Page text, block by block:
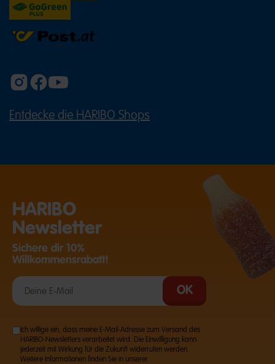
Entdecke die HARIBO Shops
HARIBO
Newsletter
Sichere dir 10%
Willkommensrabatt!
Ich willige ein, dass meine E-Mail-Adresse zum Versand des
HARIBO-Newsletters verarbeitet wird. Die Einwilligung kann
jederzeit mit Wirkung für die Zukunft widerrufen werden.
Weitere Informationen finden Sie in unserer